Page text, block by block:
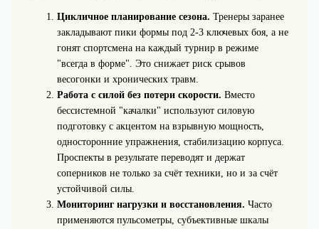
Цикличное планирование сезона. Тренеры заранее
закладывают пики формы под 2-3 ключевых боя, а не
гонят спортсмена на каждый турнир в режиме
"всегда в форме". Это снижает риск срывов
весогонки и хронических травм.
Работа с силой без потери скорости. Вместо
бессистемной "качалки" используют силовую
подготовку с акцентом на взрывную мощность,
односторонние упражнения, стабилизацию корпуса.
Проспекты в результате переводят и держат
соперников не только за счёт техники, но и за счёт
устойчивой силы.
Мониторинг нагрузки и восстановления. Часто
применяются пульсометры, субъективные шкалы